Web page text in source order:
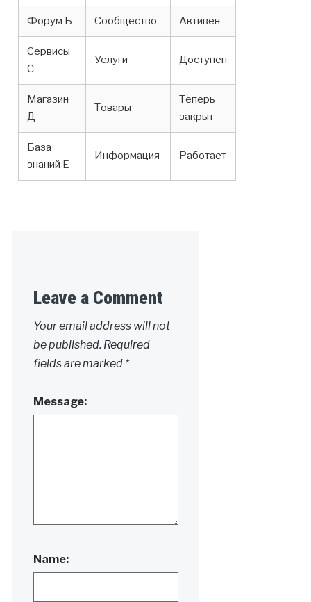
Форум Б Сообщество Активен
Сервисы
С
Услуги Доступен
Магазин
Д
Товары
Теперь
закрыт
База
знаний Е
Информация Работает
Leave a Comment
Your email address will not
be published. Required
fields are marked *
Message:
Name: